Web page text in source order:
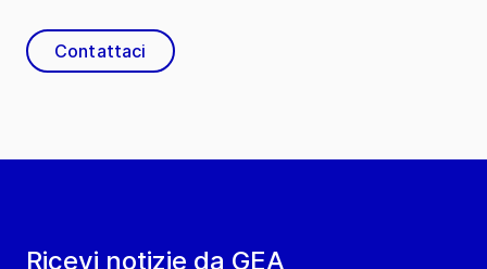
Ricevi notizie da GEA
Contattaci